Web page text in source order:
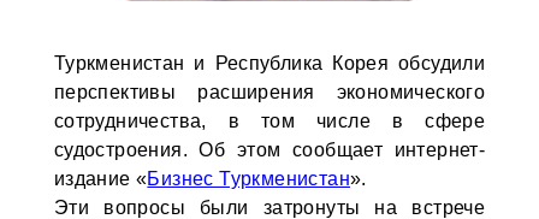
Туркменистан и Республика Корея обсудили
перспективы расширения экономического
сотрудничества, в том числе в сфере
судостроения. Об этом сообщает интернет-
издание «Бизнес Туркменистан».
Эти вопросы были затронуты на встрече